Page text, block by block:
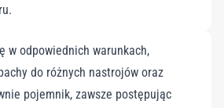
w odpowiednich warunkach,
do różnych nastrojów oraz
pojemnik, zawsze postępując